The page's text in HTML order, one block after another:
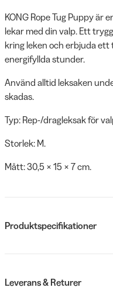
KONG Rope Tug Puppy är
lekar med din valp. Ett
kring leken och erbjuda
energifyllda stunder.
Använd alltid leksaken
skadas.
Typ: Rep-/dragleksak för
Storlek: M.
Mått: 30,5 × 15 × 7 cm.
Produktspecifikationer
Leverans & Returer